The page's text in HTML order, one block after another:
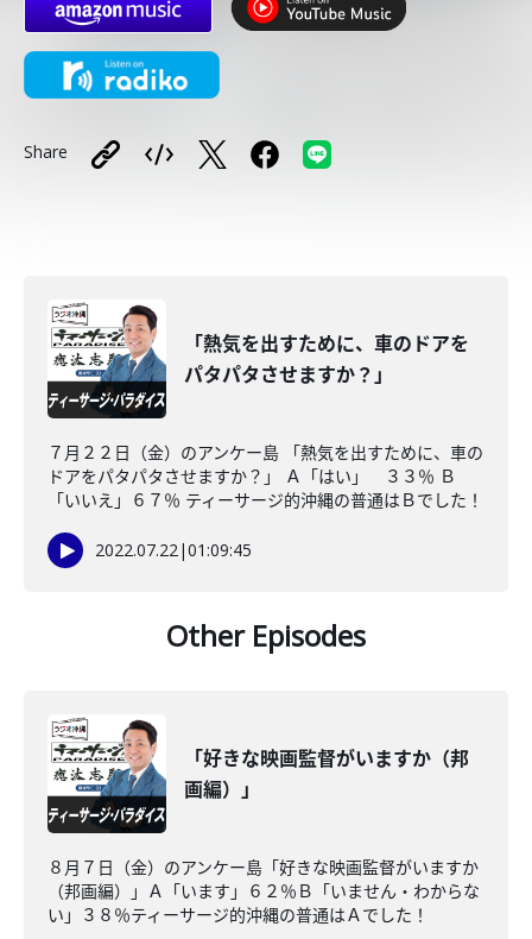
Share
「熱気を出すために、車のドアを
パタパタさせますか？」
７月２２日（金）のアンケー島 「熱気を出すために、車の
ドアをパタパタさせますか？」 Ａ「はい」 ３３％ Ｂ
「いいえ」６７％ ティーサージ的沖縄の普通はＢでした！
2022.07.22|01:09:45
Other Episodes
「好きな映画監督がいますか（邦
画編）」
８月７日（金）のアンケー島「好きな映画監督がいますか
（邦画編）」Ａ「います」６２％Ｂ「いません・わからな
い」３８％ティーサージ的沖縄の普通はＡでした！